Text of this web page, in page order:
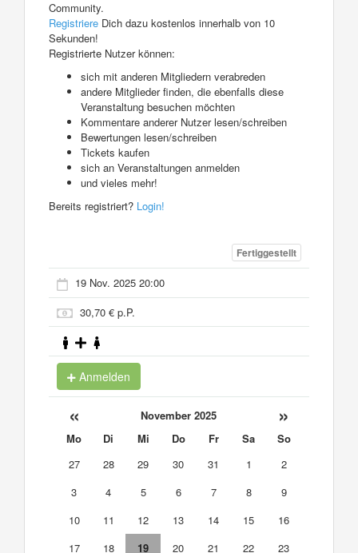
Community.
Registriere Dich dazu kostenlos innerhalb von 10
Sekunden!
Registrierte Nutzer können:
sich mit anderen Mitgliedern verabreden
andere Mitglieder finden, die ebenfalls diese
Veranstaltung besuchen möchten
Kommentare anderer Nutzer lesen/schreiben
Bewertungen lesen/schreiben
Tickets kaufen
sich an Veranstaltungen anmelden
und vieles mehr!
Bereits registriert? Login!
Fertiggestellt
19 Nov. 2025 20:00
30,70 € p.P.
Anmelden
« November 2025 »
Mo Di Mi Do Fr Sa
So
27
28 29 30 31 1
2
3
4 5 6 7 8
9
10
11 12 13 14 15
16
17
18 19 20 21 22
23